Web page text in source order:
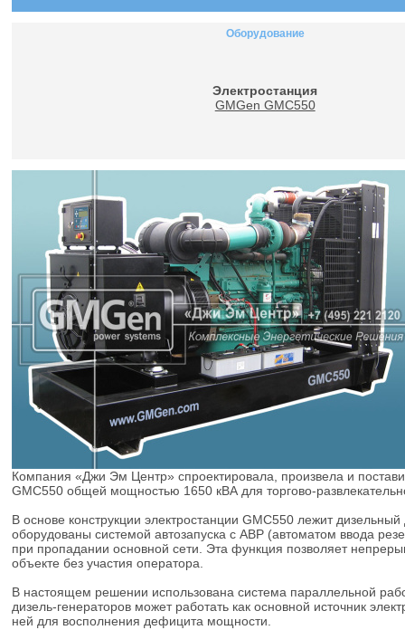
Оборудование
Электростанция
GMGen GMC550
Компания «Джи Эм Центр» спроектировала, произвела и
GMС550 общей мощностью 1650 кВА для торгово-
В основе конструкции электростанции GMC550 лежит
оборудованы системой автозапуска с АВР (автоматом ввода
при пропадании основной сети. Эта функция позволяет
объекте без участия оператора.
В настоящем решении использована система параллельной
дизель-генераторов может работать как основной источник
ней для восполнения дефицита мощности.